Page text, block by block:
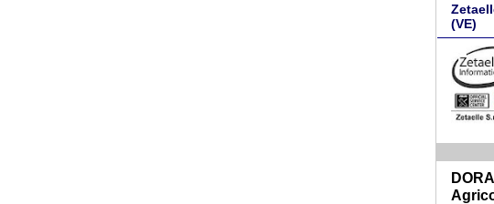
(VE)